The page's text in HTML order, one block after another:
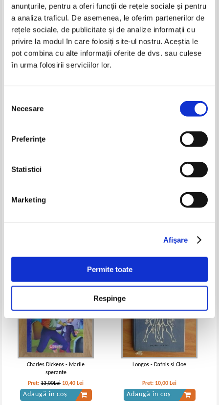
anunțurile, pentru a oferi funcții de rețele sociale și pentru
a analiza traficul. De asemenea, le oferim partenerilor de
rețele sociale, de publicitate și de analize informații cu
privire la modul în care folosiți site-ul nostru. Aceștia le
pot combina cu alte informații oferite de dvs. sau culese
în urma folosirii serviciilor lor.
consimțământului
Necesare
Preferinţe
Statistici
Marketing
Afişare
Permite toate
Respinge
Helen Oyeyemi - Fiica lui Icar
Pret:21,00Lei 12,60 Lei
Adaugă în coș
Jeffrey Archer - A unsprezecea
porunca
Pret:18,00Lei 12,60 Lei
Perpessicius - Opere (volumul 2) Mikki Daughtry - Tot acest timp
Charles Dickens - Marile
sperante
Pret:13,00Lei 10,40 Lei
Adaugă în coș
Longos - Dafnis si Cloe
Pret: 10,00 Lei
Adaugă în coș